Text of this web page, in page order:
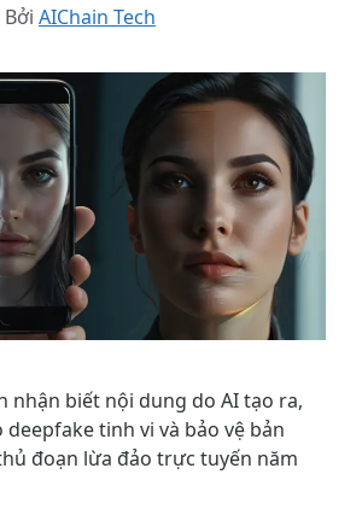
Bởi AIChain Tech
nhận biết nội dung do AI tạo ra,
deepfake tinh vi và bảo vệ bản
đoạn lừa đảo trực tuyến năm